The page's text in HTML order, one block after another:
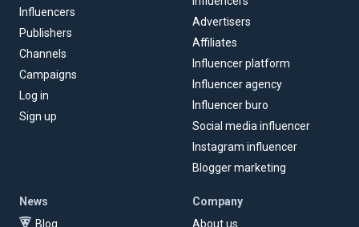
Influencers
Publishers
Channels
Campaigns
Log in
Sign up
Advertisers
Affiliates
Influencer platform
Influencer agency
Influencer buro
Social media influencer
Instagram influencer
Blogger marketing
News
Blog
Company
About us